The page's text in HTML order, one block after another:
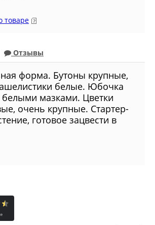
товаре
Отзывы
форма. Бутоны крупные,
белые. Юбочка
белыми мазками. Цветки
очень крупные. Стартер-
готовое зацвести в